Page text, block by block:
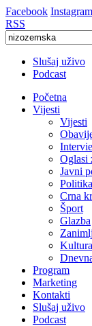
Facebook Instagram
RSS
Slušaj uživo
Podcast
Početna
Vijesti
Vijesti
Oglasi
Javni
Politika
Crna
Šport
Glazba
Kultura
Program
Marketing
Kontakti
Slušaj uživo
Podcast